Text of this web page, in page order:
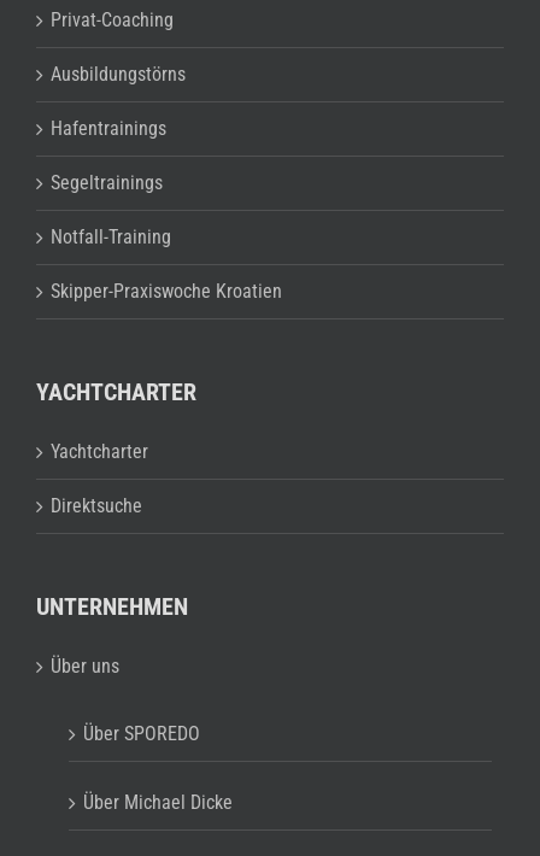
Privat-Coaching
Ausbildungstörns
Hafentrainings
Segeltrainings
Notfall-Training
Skipper-Praxiswoche Kroatien
YACHTCHARTER
Yachtcharter
Direktsuche
UNTERNEHMEN
Über uns
Über SPOREDO
Über Michael Dicke